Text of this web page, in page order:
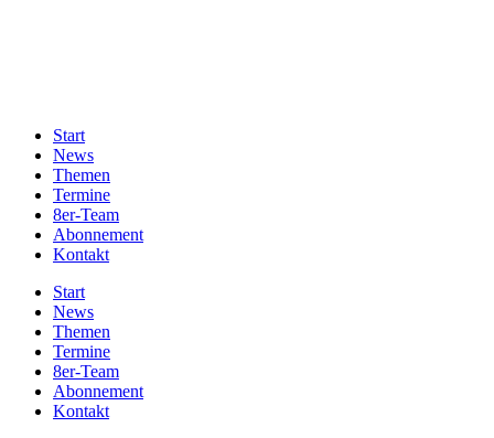
Start
News
Themen
Termine
8er-Team
Abonnement
Kontakt
Start
News
Themen
Termine
8er-Team
Abonnement
Kontakt